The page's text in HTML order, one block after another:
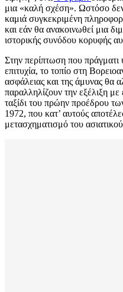
μια «καλή σχέση». Ωστόσο
καμιά συγκεκριμένη
και εάν θα ανακοινωθεί μια
ιστορικής συνόδου κορυφής
Στην περίπτωση που πράγματι
επιτυχία, το τοπίο στη
ασφάλειας και της άμυνας θα
παραλληλίζουν την εξέλιξη με
ταξίδι του πρώην προέδρου
1972, που κατ’ αυτούς
μετασχηματισμό του